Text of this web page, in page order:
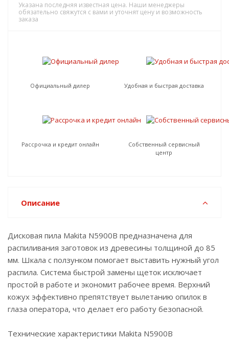
Указана последняя известная цена. Наши менеджеры
обязательно свяжутся с вами и уточнят цену и возможность
заказа
Официальный дилер Удобная и быстрая доставка
Рассрочка и кредит онлайн
Собственный сервисный
центр
Описание
Дисковая пила Makita N5900B предназначена для
распиливания заготовок из древесины толщиной до 85
мм. Шкала с ползунком помогает выставить нужный угол
распила. Система быстрой замены щеток исключает
простой в работе и экономит рабочее время. Верхний
кожух эффективно препятствует вылетанию опилок в
глаза оператора, что делает его работу безопасной.
Технические характеристики Makita N5900B